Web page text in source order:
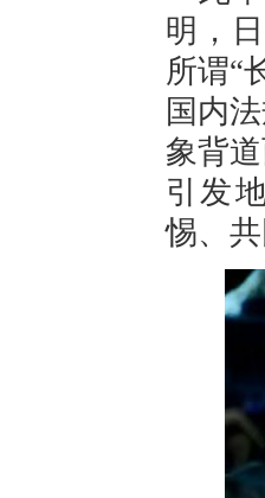
明，
所谓“
国内
象背
引发
惕、共